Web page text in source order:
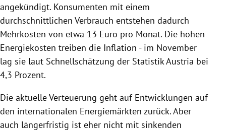
Untermenü
angekündigt. Konsumenten mit einem
durchschnittlichen Verbrauch entstehen dadurch
Mehrkosten von etwa 13 Euro pro Monat. Die hohen
Energiekosten treiben die Inflation - im November
lag sie laut Schnellschätzung der Statistik Austria bei
4,3 Prozent.
Die aktuelle Verteuerung geht auf Entwicklungen auf
den internationalen Energiemärkten zurück. Aber
auch längerfristig ist eher nicht mit sinkenden